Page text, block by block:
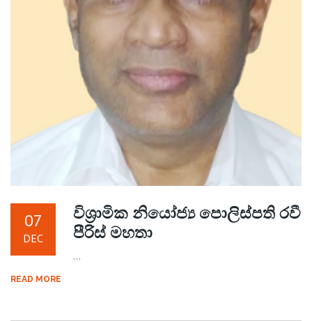
07
DEC
විශ්‍රාමික නියෝජ්‍ය පොලිස්පති රවී
පීරිස් මහතා
...
READ MORE